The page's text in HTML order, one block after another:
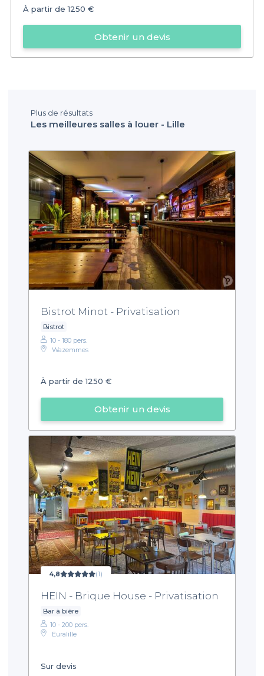
À partir de1250 €
Obtenir un devis
Plus de résultats
Les meilleures salles à louer - Lille
Bistrot Minot - Privatisation
Bistrot
10 - 180 pers.
Wazemmes
À partir de 1250 €
Obtenir un devis
4,8 (1)
HEIN - Brique House - Privatisation
Bar à bière
10 - 200 pers.
Euralille
Sur devis